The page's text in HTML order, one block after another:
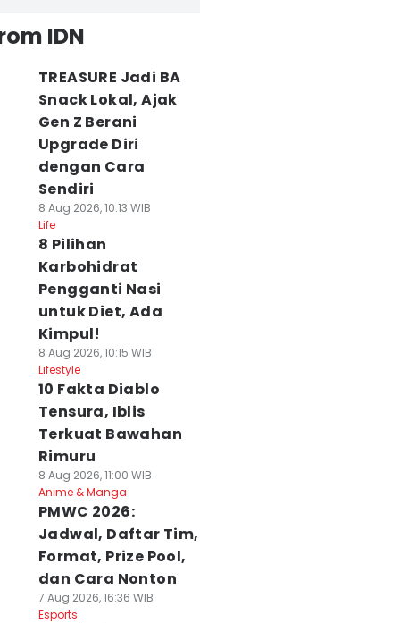
IDN
TREASURE Jadi BA
Snack Lokal, Ajak
Gen Z Berani
Upgrade Diri
dengan Cara
Sendiri
8 Aug 2026, 10:13 WIB
Life
8 Pilihan
Karbohidrat
Pengganti Nasi
untuk Diet, Ada
Kimpul!
8 Aug 2026, 10:15 WIB
Lifestyle
10 Fakta Diablo
Tensura, Iblis
Terkuat Bawahan
Rimuru
8 Aug 2026, 11:00 WIB
Anime & Manga
PMWC 2026:
Jadwal, Daftar Tim,
Format, Prize Pool,
dan Cara Nonton
7 Aug 2026, 16:36 WIB
Esports